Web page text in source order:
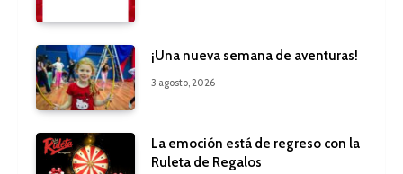
¡Una nueva semana de aventuras!
3 agosto, 2026
La emoción está de regreso con la
Ruleta de Regalos